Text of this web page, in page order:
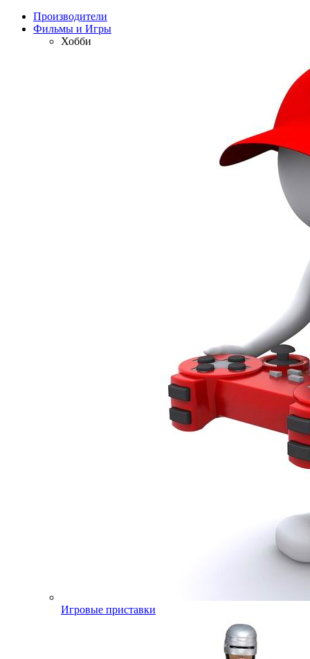
Производители
Фильмы и Игры
Хобби
Игровые приставки